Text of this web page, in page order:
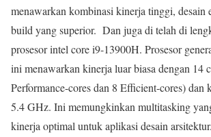
menawarkan kombinasi kinerja tinggi, desain
build yang superior. Dan juga di telah di
prosesor intel core i9-13900H. Prosesor
ini menawarkan kinerja luar biasa dengan 14
Performance-cores dan 8 Efficient-cores) dan
5.4 GHz. Ini memungkinkan multitasking
kinerja optimal untuk aplikasi desain